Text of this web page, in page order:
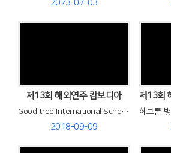
2023-07-03
제13회 해외연주 캄보디아
Good tree International School 에서 찬양 연주
2018-09-09